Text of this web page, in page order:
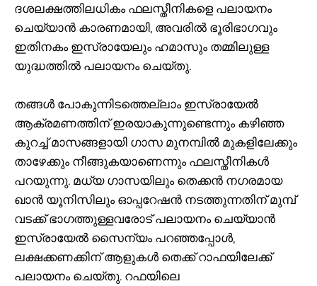
ദശലക്ഷത്തിലധികം ഫലസ്തീനികളെ പലായനം
ചെയ്യാന്‍ കാരണമായി, അവരില്‍ ഭൂരിഭാഗവും
ഇതിനകം ഇസ്രായേലും ഹമാസും തമ്മിലുള്ള
യുദ്ധത്തില്‍ പലായനം ചെയ്തു.
തങ്ങള്‍ പോകുന്നിടത്തെല്ലാം ഇസ്രായേല്‍
ആക്രമണത്തിന് ഇരയാകുന്നുണ്ടെന്നും കഴിഞ്ഞ
കുറച്ച് മാസങ്ങളായി ഗാസ മുനമ്പില്‍ മുകളിലേക്കും
താഴേക്കും നീങ്ങുകയാണെന്നും ഫലസ്തീനികള്‍
പറയുന്നു. മധ്യ ഗാസയിലും തെക്കന്‍ നഗരമായ
ഖാന്‍ യൂനിസിലും ഓപ്പറേഷന്‍ നടത്തുന്നതിന് മുമ്പ്
വടക്ക് ഭാഗത്തുള്ളവരോട് പലായനം ചെയ്യാന്‍
ഇസ്രായേല്‍ സൈന്യം പറഞ്ഞപ്പോള്‍,
ലക്ഷക്കണക്കിന് ആളുകള്‍ തെക്ക് റാഫയിലേക്ക്
പലായനം ചെയ്തു. റഫയിലെ